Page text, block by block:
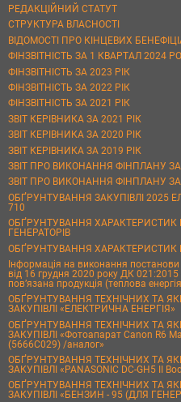
РЕДАКЦІЙНИЙ СТАТУТ
СТРУКТУРА ВЛАСНОСТІ
ВІДОМОСТІ ПРО КІНЦЕВИХ
ФІНЗВІТНІСТЬ ЗА 1 КВАРТАЛ 2024
ФІНЗВІТНІСТЬ ЗА 2023 РІК
ФІНЗВІТНІСТЬ ЗА 2022 РІК
ФІНЗВІТНІСТЬ ЗА 2021 РІК
ЗВІТ КЕРІВНИКА ЗА 2021 РІК
ЗВІТ КЕРІВНИКА ЗА 2020 РІК
ЗВІТ КЕРІВНИКА ЗА 2019 РІК
ЗВІТ ПРО ВИКОНАННЯ ФІНПЛАНУ
ЗВІТ ПРО ВИКОНАННЯ ФІНПЛАНУ ЗА
ОБҐРУНТУВАННЯ ЗАКУПІВЛІ 2025
710
ОБҐРУНТУВАННЯ
ГЕНЕРАТОРІВ
ОБҐРУНТУВАННЯ ХАРАКТЕРИСТИК
Інформація на виконання постанови
від 16 грудня 2020 року ДК
пов’язана продукція (теплова
ОБҐРУНТУВАННЯ ТЕХНІЧНИХ ТА
ЗАКУПІВЛІ «ЕЛЕКТРИЧНА ЕНЕРГІЯ»
ОБҐРУНТУВАННЯ ТЕХНІЧНИХ ТА
ЗАКУПІВЛІ «Фотоапарат Canon R6
(5666C029) /аналог»
ОБҐРУНТУВАННЯ ТЕХНІЧНИХ ТА
ЗАКУПІВЛІ «PANASONIC DC-GH5 II
ОБҐРУНТУВАННЯ ТЕХНІЧНИХ ТА
ЗАКУПІВЛІ «БЕНЗИН - 95 (ДЛЯ